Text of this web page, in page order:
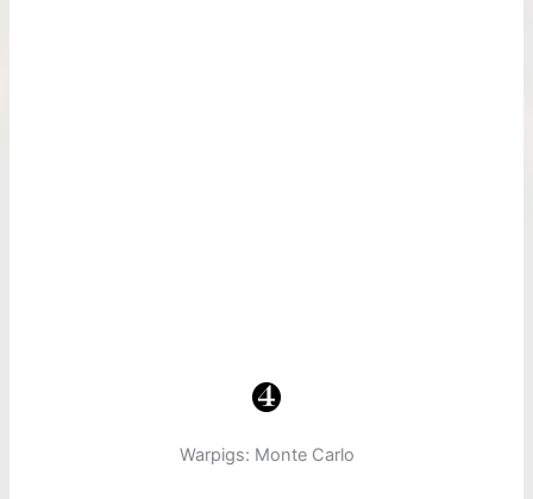
Warpigs: Monte Carlo